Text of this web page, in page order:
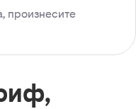
произнесите